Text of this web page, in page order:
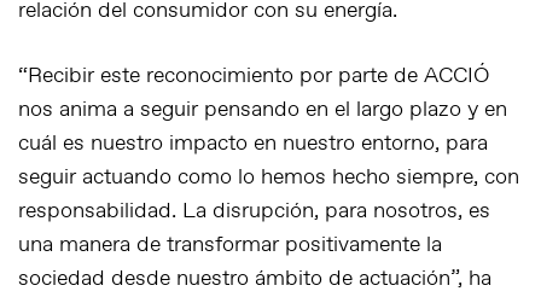
relación del consumidor con su energía.
“Recibir este reconocimiento por parte de ACCIÓ
nos anima a seguir pensando en el largo plazo y en
cuál es nuestro impacto en nuestro entorno, para
seguir actuando como lo hemos hecho siempre, con
responsabilidad. La disrupción, para nosotros, es
una manera de transformar positivamente la
sociedad desde nuestro ámbito de actuación”, ha